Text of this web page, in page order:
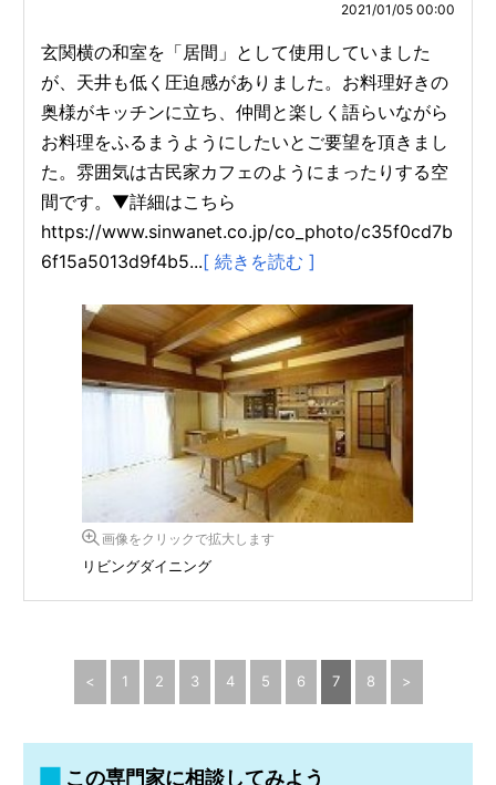
2021/01/05 00:00
玄関横の和室を「居間」として使用していました
が、天井も低く圧迫感がありました。お料理好きの
奥様がキッチンに立ち、仲間と楽しく語らいながら
お料理をふるまうようにしたいとご要望を頂きまし
た。雰囲気は古民家カフェのようにまったりする空
間です。▼詳細はこちら
https://www.sinwanet.co.jp/co_photo/c35f0cd7b
6f15a5013d9f4b5...[ 続きを読む ]
画像をクリックで拡大します
リビングダイニング
< 1 2 3 4 5 6 7 8 >
この専門家に相談してみよう